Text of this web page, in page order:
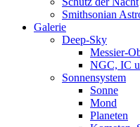
Smithsonian
Galerie
Deep-Sky
Messier-
NGC, IC
Sonnensystem
Sonne
Mond
Planeten